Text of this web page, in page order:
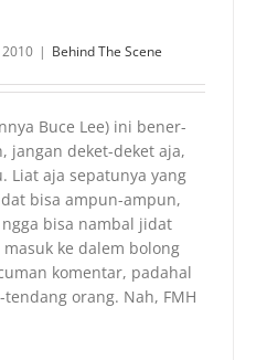
| Behind The Scene
Buce Lee) ini bener-
jangan deket-deket aja,
Liat aja sepatunya yang
bisa ampun-ampun,
bisa nambal jidat
ke dalem bolong
komentar, padahal
orang. Nah, FMH